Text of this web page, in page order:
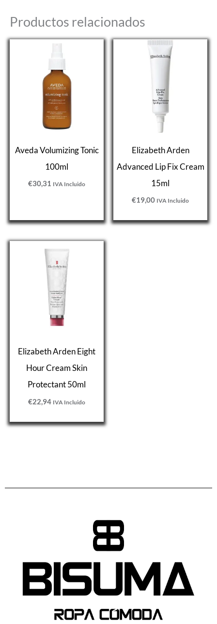
Productos relacionados
Aveda Volumizing Tonic
100ml
€30,31 IVA Incluido
Elizabeth Arden
Advanced Lip Fix Cream
15ml
€19,00 IVA Incluido
Elizabeth Arden Eight
Hour Cream Skin
Protectant 50ml
€22,94 IVA Incluido